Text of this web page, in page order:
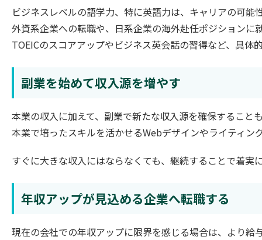
ビジネスレベルの語学力、特に英語力は、キャリアの可能
外資系企業への転職や、日系企業の海外赴任ポジション
TOEICのスコアアップやビジネス英会話の習得など、具
副業を始めて収入源を増やす
本業の収入に加えて、副業で新たな収入源を確保すること
本業で培ったスキルを活かせるWebデザインやライティ
すぐに大きな収入にはならなくても、継続することで着
年収アップが見込める企業へ転職する
現在の会社での年収アップに限界を感じる場合は、より